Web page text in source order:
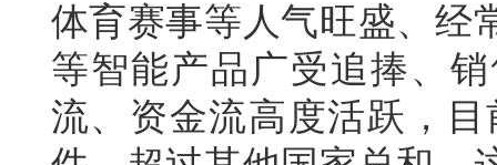
体育赛事等人气旺盛、经
等智能产品广受追捧、
流、资金流高度活跃，